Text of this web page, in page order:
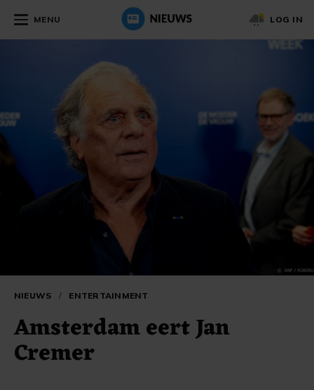
MENU LOG IN
NIEUWS / ENTERTAINMENT
Amsterdam eert Jan
Cremer